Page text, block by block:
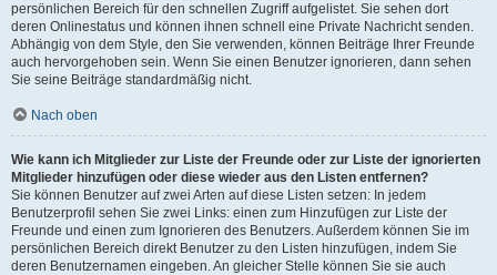
persönlichen Bereich für den schnellen Zugriff aufgelistet. Sie sehen dort
deren Onlinestatus und können ihnen schnell eine Private Nachricht senden.
Abhängig von dem Style, den Sie verwenden, können Beiträge Ihrer Freunde
auch hervorgehoben sein. Wenn Sie einen Benutzer ignorieren, dann sehen
Sie seine Beiträge standardmäßig nicht.
Nach oben
Wie kann ich Mitglieder zur Liste der Freunde oder zur Liste der ignorierten
Mitglieder hinzufügen oder diese wieder aus den Listen entfernen?
Sie können Benutzer auf zwei Arten auf diese Listen setzen: In jedem
Benutzerprofil sehen Sie zwei Links: einen zum Hinzufügen zur Liste der
Freunde und einen zum Ignorieren des Benutzers. Außerdem können Sie im
persönlichen Bereich direkt Benutzer zu den Listen hinzufügen, indem Sie
deren Benutzernamen eingeben. An gleicher Stelle können Sie sie auch